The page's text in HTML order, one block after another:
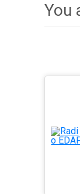
You